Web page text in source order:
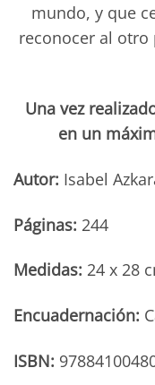
mundo, y que
reconocer al otro
Una vez
en un
Autor: Isabel
Páginas: 244
Medidas: 24 x 28
Encuadernación:
ISBN: